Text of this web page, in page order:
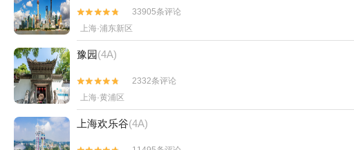


33905条评论
上海·浦东新区
豫园(4A)


2332条评论
上海·黄浦区
上海欢乐谷(4A)